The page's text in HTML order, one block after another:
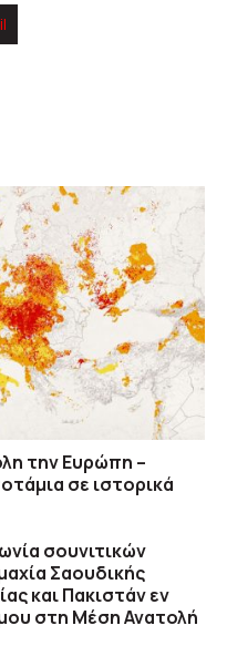
την Ευρώπη –
σε ιστορικά
σουνιτικών
Σαουδικής
και Πακιστάν εν
στη Μέση Ανατολή